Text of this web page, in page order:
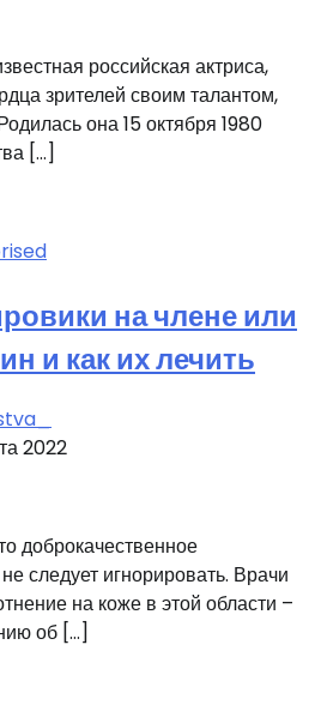
российская актриса,
зрителей своим талантом,
она 15 октября 1980
[…]
на члене или
и как их лечить
2022
доброкачественное
следует игнорировать. Врачи
на коже в этой области –
об […]